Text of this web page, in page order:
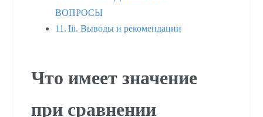
ВОПРОСЫ
Iii. Выводы и рекомендации
Что имеет значение
при сравнении